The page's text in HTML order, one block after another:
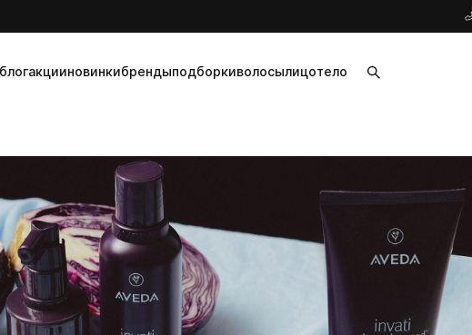
блогакцииновинкибрендыподборкиволосылицотело